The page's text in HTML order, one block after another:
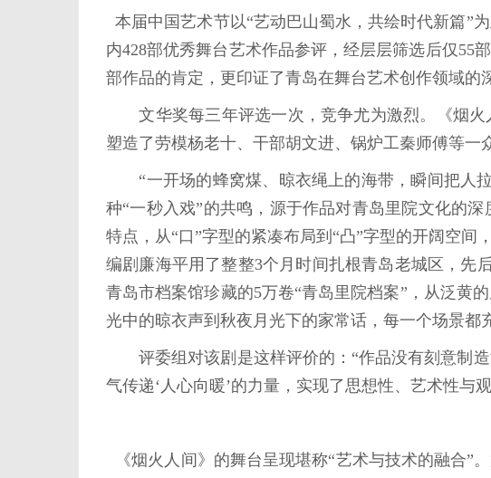
本届中国艺术节以“艺动巴山蜀水，共绘时代新篇”
内428部优秀舞台艺术作品参评，经层层筛选后仅55
部作品的肯定，更印证了青岛在舞台艺术创作领域的
文华奖每三年评选一次，竞争尤为激烈。《烟火
塑造了劳模杨老十、干部胡文进、锅炉工秦师傅等一
“一开场的蜂窝煤、晾衣绳上的海带，瞬间把人拉
种“一秒入戏”的共鸣，源于作品对青岛里院文化的
特点，从“口”字型的紧凑布局到“凸”字型的开阔空间
编剧廉海平用了整整3个月时间扎根青岛老城区，先
青岛市档案馆珍藏的5万卷“青岛里院档案”，从泛黄
光中的晾衣声到秋夜月光下的家常话，每一个场景都
评委组对该剧是这样评价的：“作品没有刻意制造
气传递‘人心向暖’的力量，实现了思想性、艺术性与
《烟火人间》的舞台呈现堪称“艺术与技术的融合”